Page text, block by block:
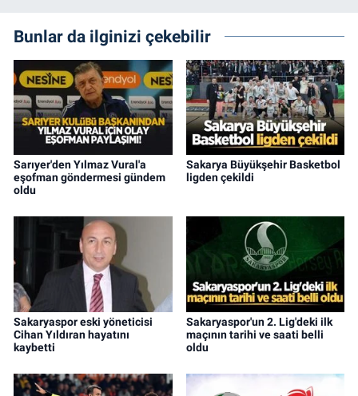
Bunlar da ilginizi çekebilir
Sarıyer'den Yılmaz Vural'a
eşofman göndermesi gündem
oldu
Sakarya Büyükşehir Basketbol
ligden çekildi
Sakaryaspor eski yöneticisi
Cihan Yıldıran hayatını
kaybetti
Sakaryaspor'un 2. Lig'deki ilk
maçının tarihi ve saati belli
oldu